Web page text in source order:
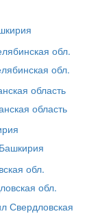
обл.
область
обл.